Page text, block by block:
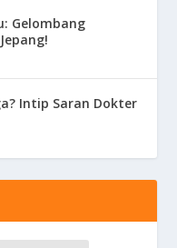
Gelombang
Intip Saran Dokter